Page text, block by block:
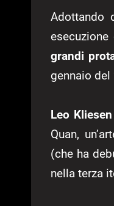
Adottando
grandi
gennaio del
Leo
Quan,
(che ha
nella terza